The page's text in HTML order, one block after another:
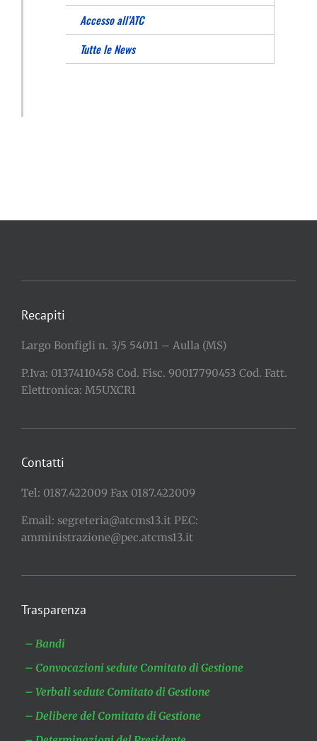
Accesso all’ATC
Tutte le News
Recapiti
Largo Bonfigli n. 3/5 54011 – Aulla (MS)
P.Iva: 01374110458 Cod. Fisc. 90017790453 Cod. Fatt.
Elettronica: M5UXCR1
Contatti
Tel: 0187.422009 Fax 0187.422009
Email: segreteria@atcms13.it PEC:
amministrazione@pec.atcms13.it
Trasparenza
– Bandi
– Convocazioni sedute Comitato di Gestione
– Verbali sedute Comitato di Gestione
– Delibere del Comitato di Gestione